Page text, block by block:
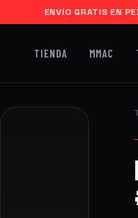
ENVÍO GRATIS EN
TIENDA MMAC